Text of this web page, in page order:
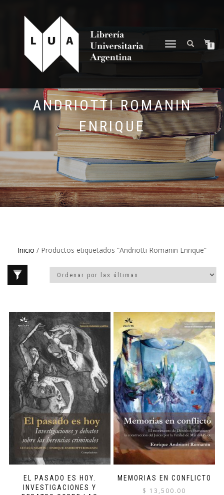
NAVEGACIÓN
0
ANDRIOTTI ROMANIN
ENRIQUE
Inicio / Productos etiquetados “Andriotti Romanin Enrique”
EL PASADO ES HOY.
INVESTIGACIONES Y
MEMORIAS EN CONFLICTO
$ 13,500.00